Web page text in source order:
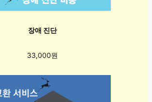
장애 진단
33,000원